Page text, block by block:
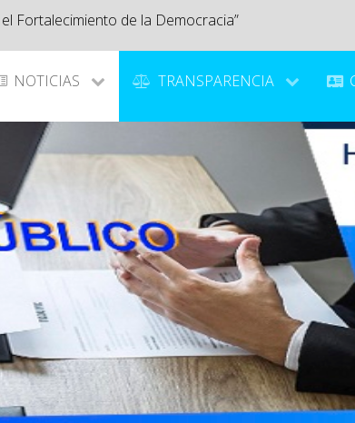
Fortalecimiento de la Democracia”
NOTICIAS TRANSPARENCIA